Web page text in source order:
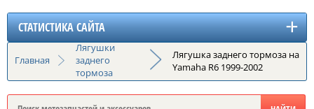
СТАТИСТИКА САЙТА
Главная
Лягушки
заднего
тормоза
Лягушка заднего тормоза на
Yamaha R6 1999-2002